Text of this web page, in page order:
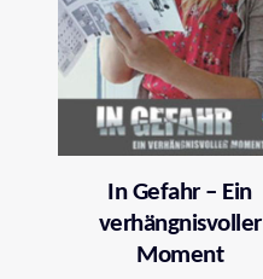
In Gefahr – Ein
verhängnisvoller
Moment